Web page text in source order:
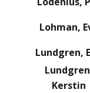
Lohman,
Lundgren,
Kerstin